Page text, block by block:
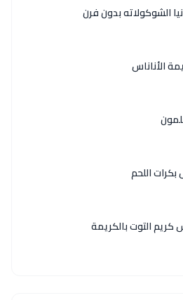
الشوكولاته بدون فرن
الأناناس
اللحم
التوت بالكريمة